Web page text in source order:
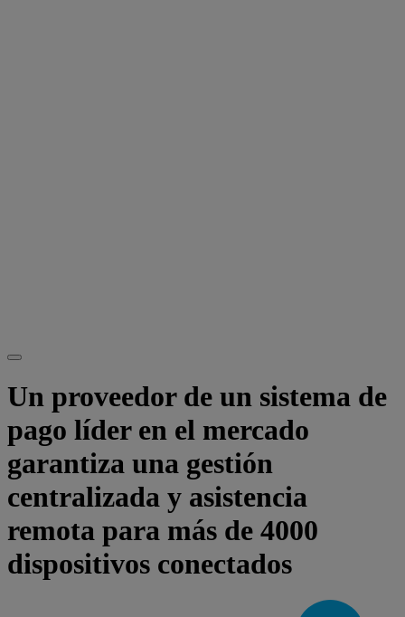
Un proveedor de un sistema de
pago líder en el mercado
garantiza una gestión
centralizada y asistencia
remota para más de 4000
dispositivos conectados